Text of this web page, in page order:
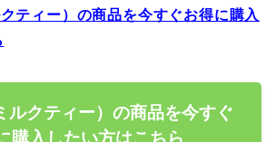
ティー）の商品を今すぐお得に購入
ルクティー）の商品を今すぐ
購入したい方はこちら